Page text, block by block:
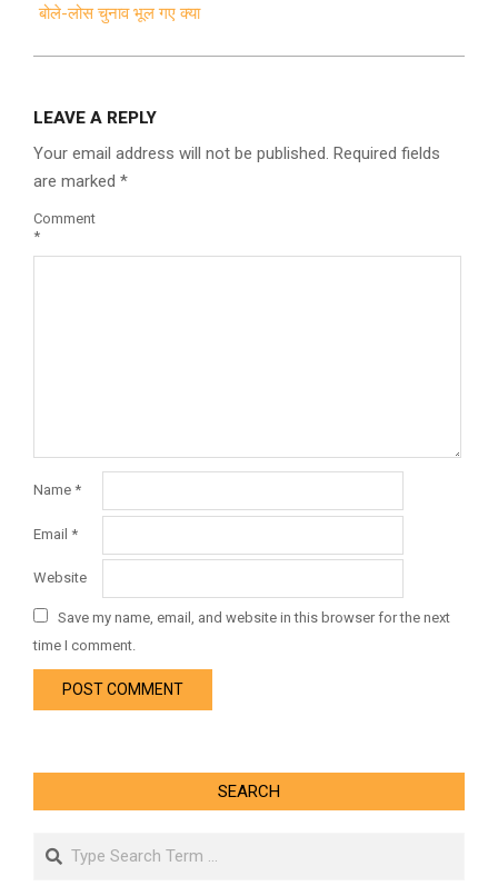
बोले-लोस चुनाव भूल गए क्या
LEAVE A REPLY
Your email address will not be published. Required fields
are marked *
Comment
*
Name *
Email *
Website
Save my name, email, and website in this browser for the next
time I comment.
SEARCH
Search